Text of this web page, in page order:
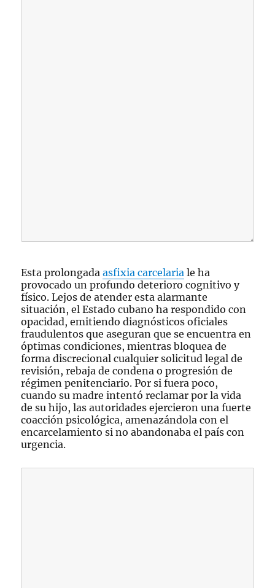
Esta prolongadaasfixia carcelaria le ha
provocado un profundo deterioro cognitivo y
físico. Lejos de atender esta alarmante
situación, el Estado cubano ha respondido con
opacidad, emitiendo diagnósticos oficiales
fraudulentos que aseguran que se encuentra en
óptimas condiciones, mientras bloquea de
forma discrecional cualquier solicitud legal de
revisión, rebaja de condena o progresión de
régimen penitenciario. Por si fuera poco,
cuando su madre intentó reclamar por la vida
de su hijo, las autoridades ejercieron una fuerte
coacción psicológica, amenazándola con el
encarcelamiento si no abandonaba el país con
urgencia.